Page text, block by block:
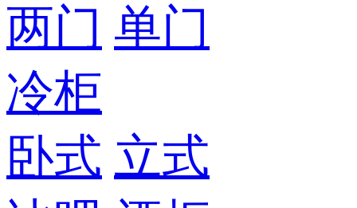
两门 单门
冷柜
卧式 立式